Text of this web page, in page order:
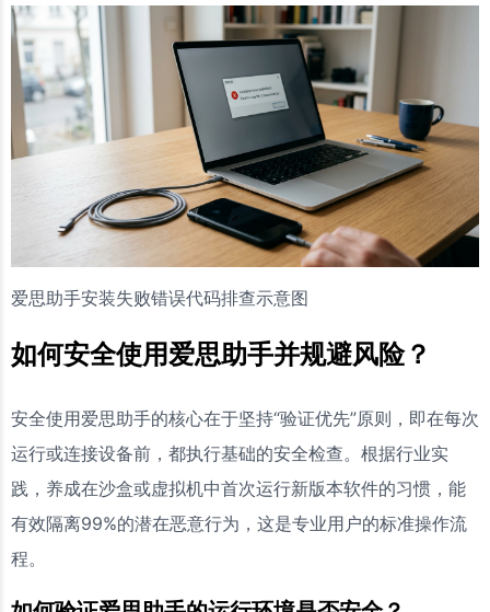
爱思助手安装失败错误代码排查示意图
如何安全使用爱思助手并规避风险？
安全使用爱思助手的核心在于坚持“验证优先”原则，即在每次
运行或连接设备前，都执行基础的安全检查。根据行业实
践，养成在沙盒或虚拟机中首次运行新版本软件的习惯，能
有效隔离99%的潜在恶意行为，这是专业用户的标准操作流
程。